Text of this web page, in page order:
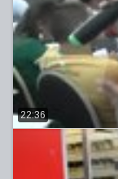
22:36